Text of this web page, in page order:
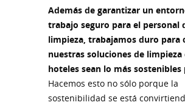
Además de garantizar un
trabajo seguro para el personal
limpieza, trabajamos duro para
nuestras soluciones de limpieza
hoteles sean lo más sostenibles
Hacemos esto no sólo porque la
sostenibilidad se está